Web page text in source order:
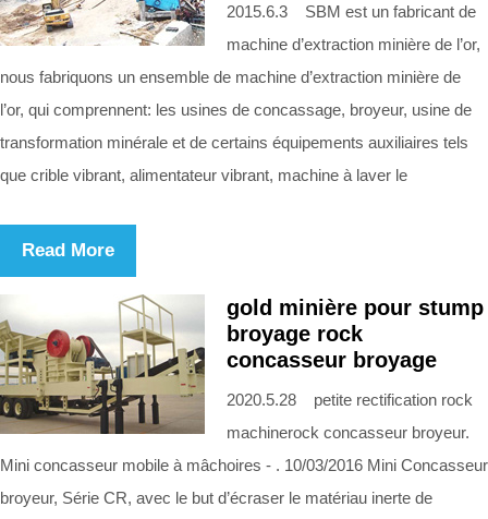
2015.6.3 SBM est un fabricant de
machine d’extraction minière de l’or,
nous fabriquons un ensemble de machine d’extraction minière de
l’or, qui comprennent: les usines de concassage, broyeur, usine de
transformation minérale et de certains équipements auxiliaires tels
que crible vibrant, alimentateur vibrant, machine à laver le
Read More
gold minière pour stump
broyage rock
concasseur broyage
2020.5.28 petite rectification rock
machinerock concasseur broyeur.
Mini concasseur mobile à mâchoires - . 10/03/2016 Mini Concasseur
broyeur, Série CR, avec le but d’écraser le matériau inerte de